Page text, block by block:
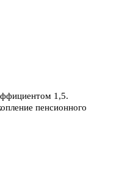
1,5.
пенсионного